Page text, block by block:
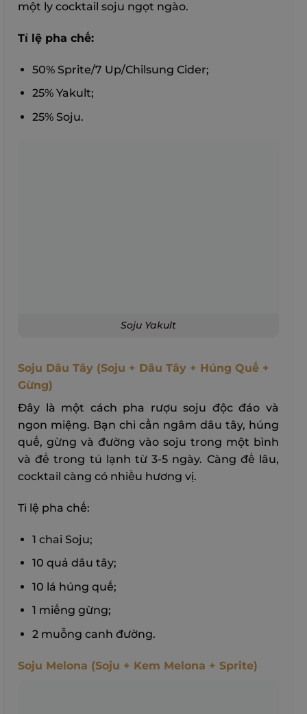
một ly cocktail soju ngọt ngào.
Tỉ lệ pha chế:
50% Sprite/7 Up/Chilsung Cider;
25% Yakult;
25% Soju.
Soju Yakult
Soju Dâu Tây (Soju + Dâu Tây + Húng Quế +
Gừng)
Đây là một cách pha rượu soju độc đáo và
ngon miệng. Bạn chỉ cần ngâm dâu tây, húng
quế, gừng và đường vào soju trong một bình
và để trong tủ lạnh từ 3-5 ngày. Càng để lâu,
cocktail càng có nhiều hương vị.
Tỉ lệ pha chế:
1 chai Soju;
10 quả dâu tây;
10 lá húng quế;
1 miếng gừng;
2 muỗng canh đường.
Soju Melona (Soju + Kem Melona + Sprite)